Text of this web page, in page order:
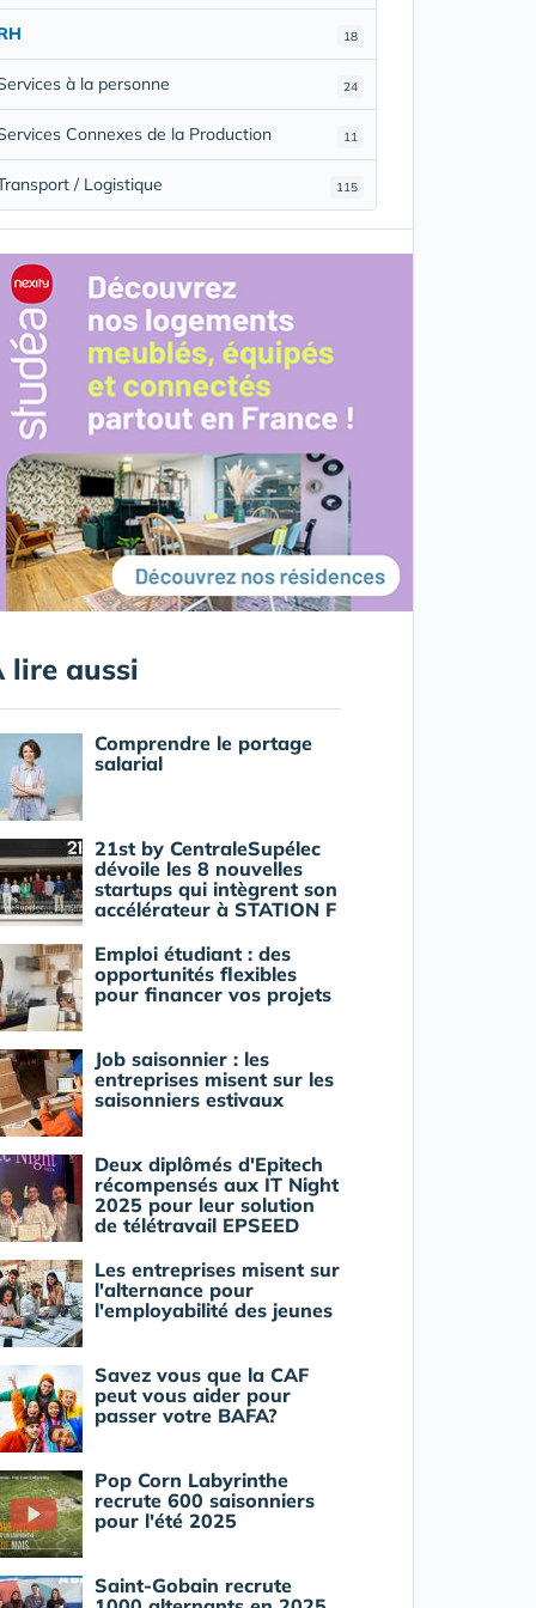
18
24
à la personne
11
Connexes de la Production
115
/ Logistique
lire aussi
Comprendre le portage
salarial
21st by CentraleSupélec
dévoile les 8 nouvelles
startups qui intègrent son
accélérateur à STATION F
Emploi étudiant : des
opportunités flexibles
pour financer vos projets
Job saisonnier : les
entreprises misent sur les
saisonniers estivaux
Deux diplômés d'Epitech
récompensés aux IT Night
2025 pour leur solution
de télétravail EPSEED
Les entreprises misent sur
l'alternance pour
l'employabilité des jeunes
Savez vous que la CAF
peut vous aider pour
passer votre BAFA?
Pop Corn Labyrinthe
recrute 600 saisonniers
pour l'été 2025
Saint-Gobain recrute